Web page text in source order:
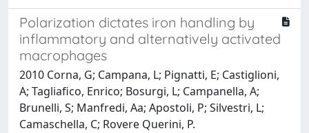
Polarization dictates iron handling by
inflammatory and alternatively activated
macrophages
2010 Corna, G; Campana, L; Pignatti, E; Castiglioni,
A; Tagliafico, Enrico; Bosurgi, L; Campanella, A;
Brunelli, S; Manfredi, Aa; Apostoli, P; Silvestri, L;
Camaschella, C; Rovere Querini, P.